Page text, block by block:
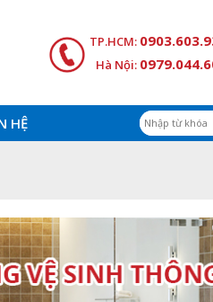
TP.HCM:
Hà Nội:
HỆ